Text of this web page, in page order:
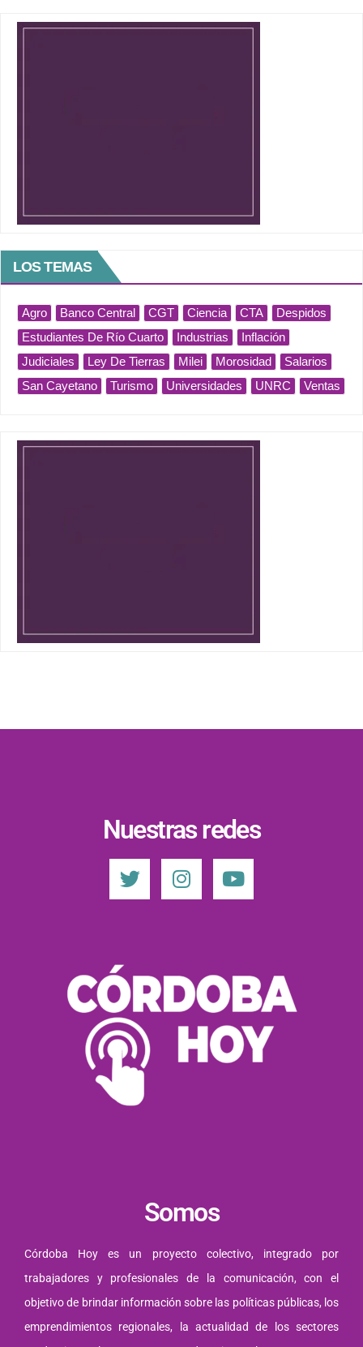
LOS TEMAS
Agro Banco Central CGT Ciencia CTA
Despidos
Estudiantes De Río Cuarto
Industrias
Inflación
Judiciales
Ley De Tierras Milei Morosidad
Salarios
San Cayetano
Turismo Universidades UNRC Ventas
Nuestras redes
Somos
Córdoba Hoy es un proyecto colectivo, integrado por
trabajadores y profesionales de la comunicación, con el
objetivo de brindar información sobre las políticas públicas, los
emprendimientos regionales, la actualidad de los sectores